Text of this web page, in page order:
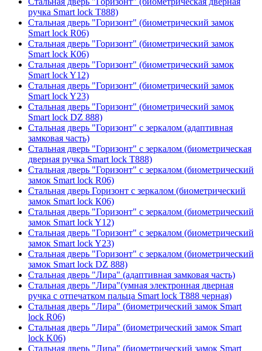
ручка Smart lock T888)
Стальная дверь "Горизонт" (биометрический замок
Smart lock R06)
Стальная дверь "Горизонт" (биометрический замок
Smart lock К06)
Стальная дверь "Горизонт" (биометрический замок
Smart lock Y12)
Стальная дверь "Горизонт" (биометрический замок
Smart lock Y23)
Стальная дверь "Горизонт" (биометрический замок
Smart lock DZ 888)
Стальная дверь "Горизонт" с зеркалом (адаптивная
замковая часть)
Стальная дверь "Горизонт" с зеркалом (биометрическая
дверная ручка Smart lock T888)
Стальная дверь "Горизонт" с зеркалом (биометрический
замок Smart lock R06)
Стальная дверь Горизонт с зеркалом (биометрический
замок Smart lock К06)
Стальная дверь "Горизонт" с зеркалом (биометрический
замок Smart lock Y12)
Стальная дверь "Горизонт" с зеркалом (биометрический
замок Smart lock Y23)
Стальная дверь "Горизонт" с зеркалом (биометрический
замок Smart lock DZ 888)
Стальная дверь "Лира" (адаптивная замковая часть)
Стальная дверь "Лира"(умная электронная дверная
ручка с отпечатком пальца Smart lock T888 черная)
Стальная дверь "Лира" (биометрический замок Smart
lock R06)
Стальная дверь "Лира" (биометрический замок Smart
lock K06)
Стальная дверь "Лира" (биометрический замок Smart